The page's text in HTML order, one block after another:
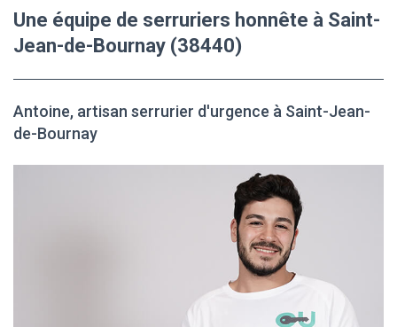
Une équipe de serruriers honnête à Saint-
Jean-de-Bournay (38440)
Antoine, artisan serrurier d'urgence à Saint-Jean-
de-Bournay